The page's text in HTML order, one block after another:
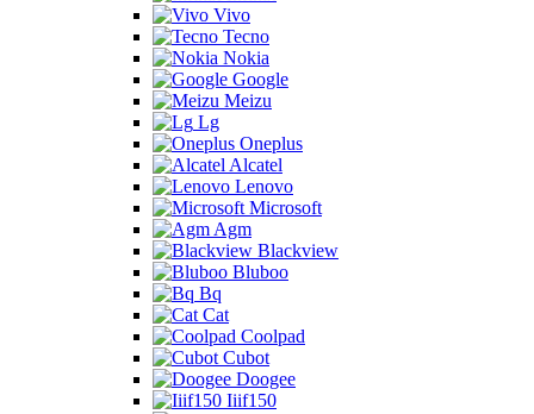
Vivo
Tecno
Nokia
Google
Meizu
Lg
Oneplus
Alcatel
Lenovo
Microsoft
Agm
Blackview
Bluboo
Bq
Cat
Coolpad
Cubot
Doogee
Iiif150